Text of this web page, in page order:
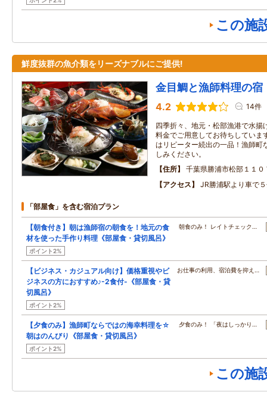
この施
鮮度抜群の魚介類をリーズナブルにご提供!
金目鯛と漁師料理の
4.2 14件
四季折々、地元・松部漁港で水揚
料金でご用意してお待ちしていま
はリピーター続出の一品！漁師町
しみください。
住所
千葉県勝浦市松部１１０
アクセス
JR勝浦駅より車で
「部屋食」を含む宿泊プラン
【朝食付き】朝は漁師宿の朝食を！地元の食
材を使った手作り料理《部屋食・貸切風呂》
ポイント2%
朝食のみ！ レイトチェック…
【ビジネス・カジュアル向け】価格重視やビ
ジネスの方におすすめ♪-2食付-《部屋食・貸
切風呂》
ポイント2%
お仕事の利用、宿泊費を抑え…
【夕食のみ】漁師町ならではの海幸料理を☆
朝はのんびり《部屋食・貸切風呂》
ポイント2%
夕食のみ！ 「夜はしっかり…
この施